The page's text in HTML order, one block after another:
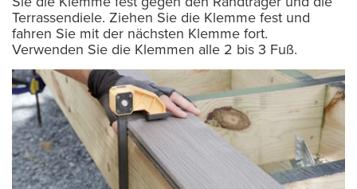
Terrassendiele. Ziehen Sie die Klemme fest und
fahren Sie mit der nächsten Klemme fort.
Verwenden Sie die Klemmen alle 2 bis 3 Fuß.